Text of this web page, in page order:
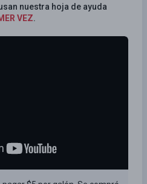
nuestra hoja de ayuda
VEZ.